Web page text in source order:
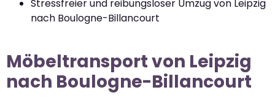
Stressfreier und reibungsloser Umzug von Leipzig
nach Boulogne-Billancourt
Möbeltransport von Leipzig
nach Boulogne-Billancourt